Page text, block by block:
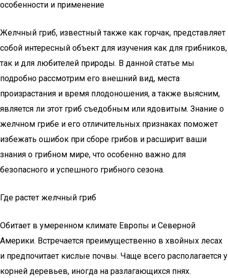
особенности и применение
Желчный гриб, известный также как горчак, представляет
собой интересный объект для изучения как для грибников,
так и для любителей природы. В данной статье мы
подробно рассмотрим его внешний вид, места
произрастания и время плодоношения, а также выясним,
является ли этот гриб съедобным или ядовитым. Знание о
желчном грибе и его отличительных признаках поможет
избежать ошибок при сборе грибов и расширит ваши
знания о грибном мире, что особенно важно для
безопасного и успешного грибного сезона.
Где растет желчный гриб
Обитает в умеренном климате Европы и Северной
Америки. Встречается преимущественно в хвойных лесах
и предпочитает кислые почвы. Чаще всего располагается у
корней деревьев, иногда на разлагающихся пнях.